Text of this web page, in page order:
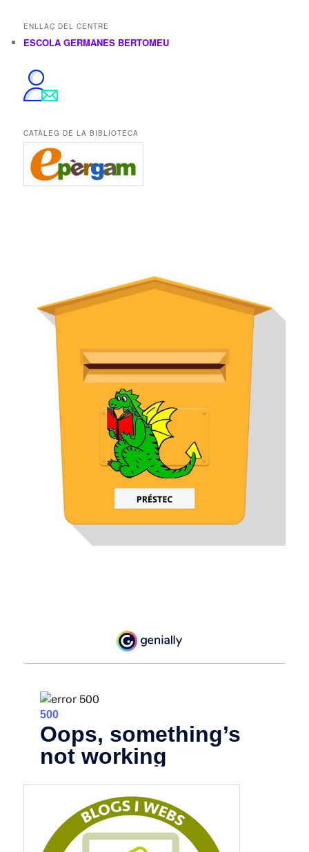
ENLLAÇ DEL CENTRE
ESCOLA GERMANES BERTOMEU
CATÀLEG DE LA BIBLIOTECA